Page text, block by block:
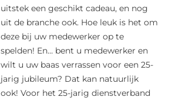
uitstek een geschikt cadeau, en nog
uit de branche ook. Hoe leuk is het om
deze bij uw medewerker op te
spelden! En… bent u medewerker en
wilt u uw baas verrassen voor een 25-
jarig jubileum? Dat kan natuurlijk
ook! Voor het 25-jarig dienstverband